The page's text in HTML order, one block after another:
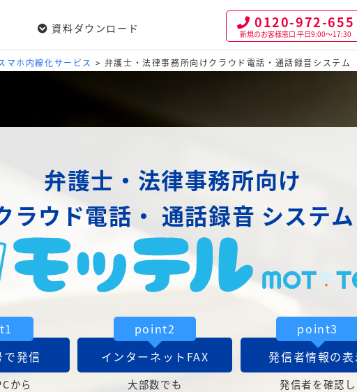
資料ダウンロード 0120-972-655
新規のお客様窓口 平日9:00～17:30
ホ内線化サービス > 弁護士・法律事務所向けクラウド電話・通話録音システム
弁護士・法律事務所向け
ラウド電話・ 通話録音 システム
発信
から
point2
インターネットFAX
大部数でも
point3
発信者情報の表
発信者を確認し